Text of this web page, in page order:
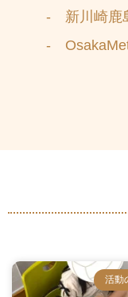
- 新川崎鹿
-
活動